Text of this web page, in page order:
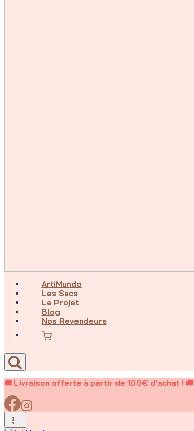
ArtiMundo
Les Sacs
Le Projet
Blog
Nos Revendeurs
🚚 Livraison offerte à partir de 100€ d'achat ! 🚚